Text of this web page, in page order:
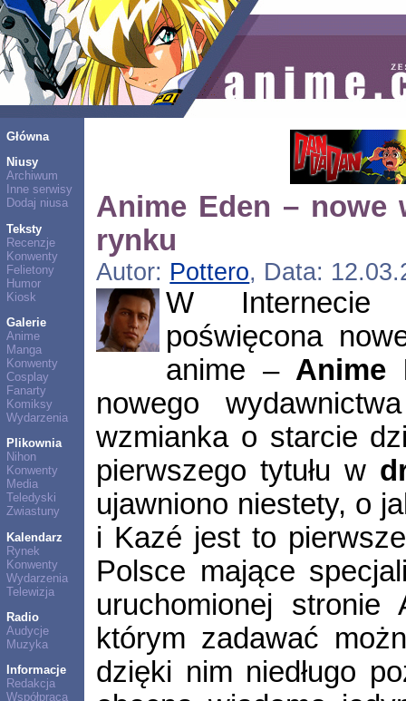
Główna
Niusy
Archiwum
Inne serwisy
Dodaj niusa
Teksty
Recenzje
Konwenty
Felietony
Humor
Kiosk
Galerie
Anime
Manga
Konwenty
Cosplay
Fanarty
Komiksy
Wydarzenia
Plikownia
Nihon
Konwenty
Media
Teledyski
Zwiastuny
Kalendarz
Rynek
Konwenty
Wydarzenia
Telewizja
Radio
Audycje
Muzyka
Informacje
Redakcja
Współpraca
Anime Eden – nowe
rynku
Autor: Pottero, Data:
W Internecie
poświęcona
anime – Anime
nowego
wzmianka o starcie
pierwszego tytułu w
ujawniono niestety, o
i Kazé jest to
Polsce mające
uruchomionej
którym zadawać
dzięki nim niedługo